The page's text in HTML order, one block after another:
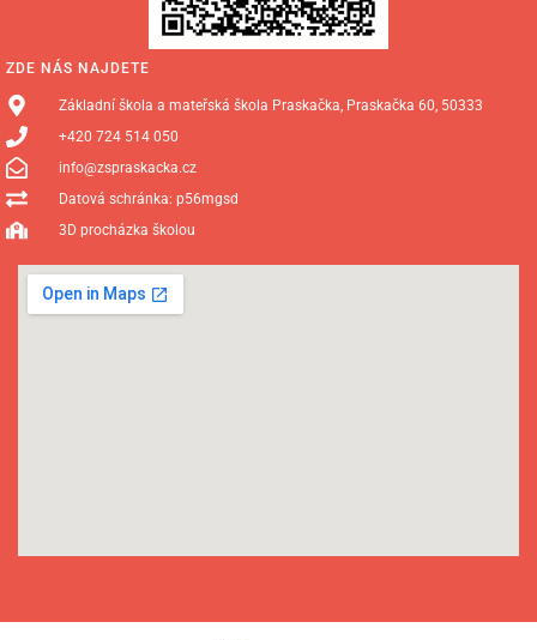
ZDE NÁS NAJDETE
Základní škola a mateřská škola Praskačka, Praskačka 60, 50333
+420 724 514 050
info@zspraskacka.cz
Datová schránka: p56mgsd
3D procházka školou